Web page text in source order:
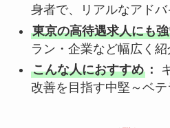
身者で、リアルなアドバ
東京の高待遇求人にも
ラン・企業など幅広く紹
こんな人におすすめ：
改善を目指す中堅～ベテ